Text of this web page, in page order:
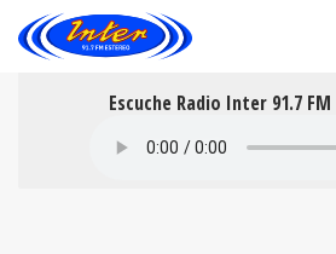
Escuche Radio Inter 91.7 FM